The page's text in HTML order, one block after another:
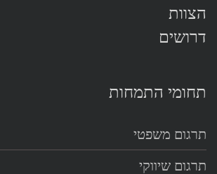
הצוות
דרושים
תחומי התמחות
תרגום משפטי
תרגום שיווקי